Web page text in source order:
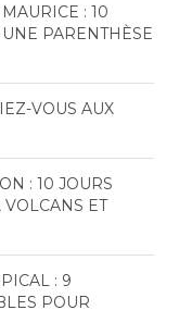
: 10
PARENTHÈSE
VOUS AUX
: 10 JOURS
VOLCANS ET
: 9
POUR